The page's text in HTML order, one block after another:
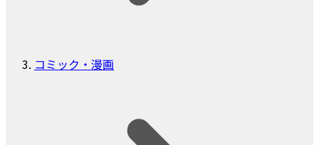
コミック・漫画